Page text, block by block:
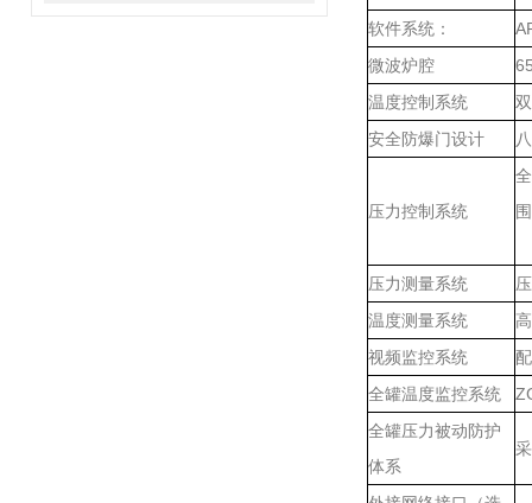
软件系统：
微波炉腔
温度控制系统
安全防爆门设计
压力控制系统
压力测量系统
温度测量系统
视频监控系统
全罐温度监控系统
全罐压力被动防护
体系